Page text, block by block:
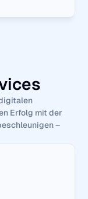
Erfolg mit der
–